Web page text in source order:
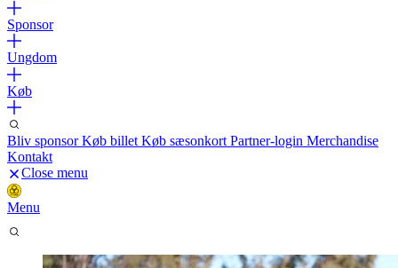
Sponsor
Ungdom
Køb
Bliv sponsorKøb billet Køb sæsonkort Partner-login Merchandise
Kontakt
Close menu
Menu